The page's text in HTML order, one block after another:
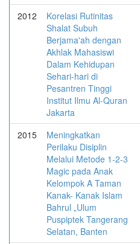
2012
Korelasi Rutinitas
Shalat Subuh
Berjama'ah dengan
Akhlak Mahasiswi
Dalam Kehidupan
Sehari-hari di
Pesantren Tinggi
Institut Ilmu Al-Quran
Jakarta
2015
Meningkatkan
Perilaku Disiplin
Melalui Metode 1-2-3
Magic pada Anak
Kelompok A Taman
Kanak- Kanak Islam
Bahrul „Ulum
Puspiptek Tangerang
Selatan, Banten